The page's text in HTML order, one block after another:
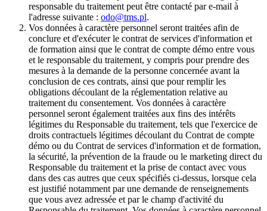
responsable du traitement peut être contacté par e-mail à
l'adresse suivante : odo@tms.pl.
Vos données à caractère personnel seront traitées afin de
conclure et d'exécuter le contrat de services d'information et
de formation ainsi que le contrat de compte démo entre vous
et le responsable du traitement, y compris pour prendre des
mesures à la demande de la personne concernée avant la
conclusion de ces contrats, ainsi que pour remplir les
obligations découlant de la réglementation relative au
traitement du consentement. Vos données à caractère
personnel seront également traitées aux fins des intérêts
légitimes du Responsable du traitement, tels que l'exercice de
droits contractuels légitimes découlant du Contrat de compte
démo ou du Contrat de services d'information et de formation,
la sécurité, la prévention de la fraude ou le marketing direct du
Responsable du traitement et la prise de contact avec vous
dans des cas autres que ceux spécifiés ci-dessus, lorsque cela
est justifié notamment par une demande de renseignements
que vous avez adressée et par le champ d'activité du